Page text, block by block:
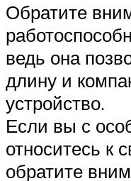
Обратите
ведь она
длину и
устройство.
Если вы с
относитесь к
обратите